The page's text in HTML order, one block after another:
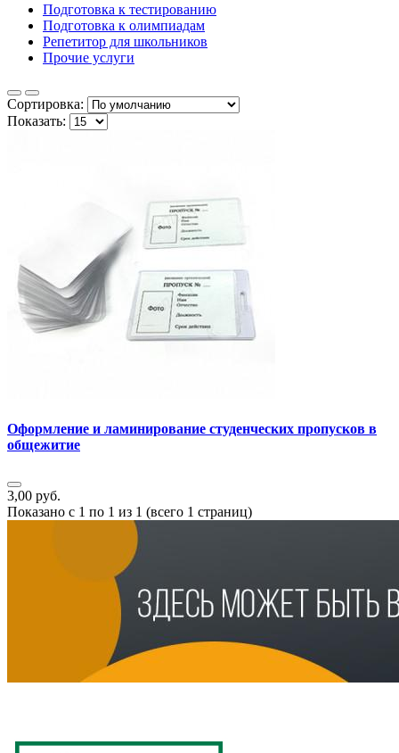
Подготовка к тестированию
Подготовка к олимпиадам
Репетитор для школьников
Прочие услуги
Сортировка:
Показать:
Оформление и ламинирование студенческих пропусков в
общежитие
3,00 руб.
Показано с 1 по 1 из 1 (всего 1 страниц)